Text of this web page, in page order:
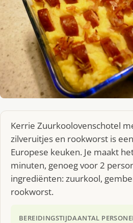
Kerrie Zuurkoolovenschotel
zilveruitjes en rookworst is
Europese keuken. Je maakt
minuten, genoeg voor 2
ingrediënten: zuurkool,
rookworst.
BEREIDINGSTIJDAANTAL